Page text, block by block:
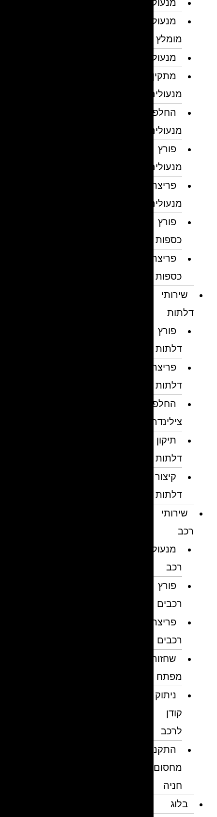
מנעולן
מנעולן
מומלץ
מנעולנים
מתקין
מנעולים
החלפת
מנעולים
פורץ
מנעולים
פריצת
מנעולים
פורץ
כספות
פריצת
כספות
שירותי
דלתות
פורץ
דלתות
פריצת
דלתות
החלפת
צילינדרים
תיקון
דלתות
קיצור
דלתות
שירותי
מנעולן
פורץ
רכבים
פריצת
רכבים
שחזור
מפתח
ניתוק
לרכב
התקנת
מחסום
חניה
בלוג